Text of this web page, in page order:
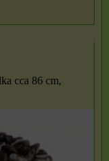
cca 86 cm,